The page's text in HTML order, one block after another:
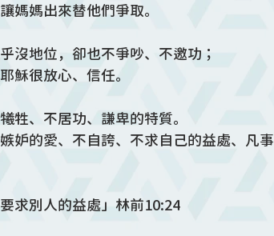
媽媽出來替他們爭取。
沒地位，卻也不爭吵、不邀功；
穌很放心、信任。
牲、不居功、謙卑的特質。
妒的愛、不自誇、不求自己的益處、凡事
求別人的益處」林前10:24